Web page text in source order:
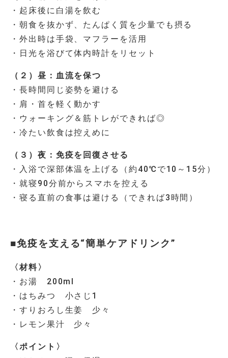
・起床後に白湯を飲む
・朝食を抜かず、たんぱく質を少量でも摂る
・外出時は手袋、マフラーを活用
・日光を浴びて体内時計をリセット
（２）昼：血流を保つ
・長時間同じ姿勢を避ける
・肩・首を軽く動かす
・ウォーキング＆筋トレができれば◎
・冷たい飲食は控えめに
（３）夜：免疫を回復させる
・入浴で深部体温を上げる（約40℃で10～15分）
・就寝90分前からスマホを控える
・寝る直前の食事は避ける（できれば3時間）
■免疫を支える“簡単ケアドリンク”
〈材料〉
・お湯 200ml
・はちみつ 小さじ1
・すりおろし生姜 少々
・レモン果汁 少々
〈ポイント〉